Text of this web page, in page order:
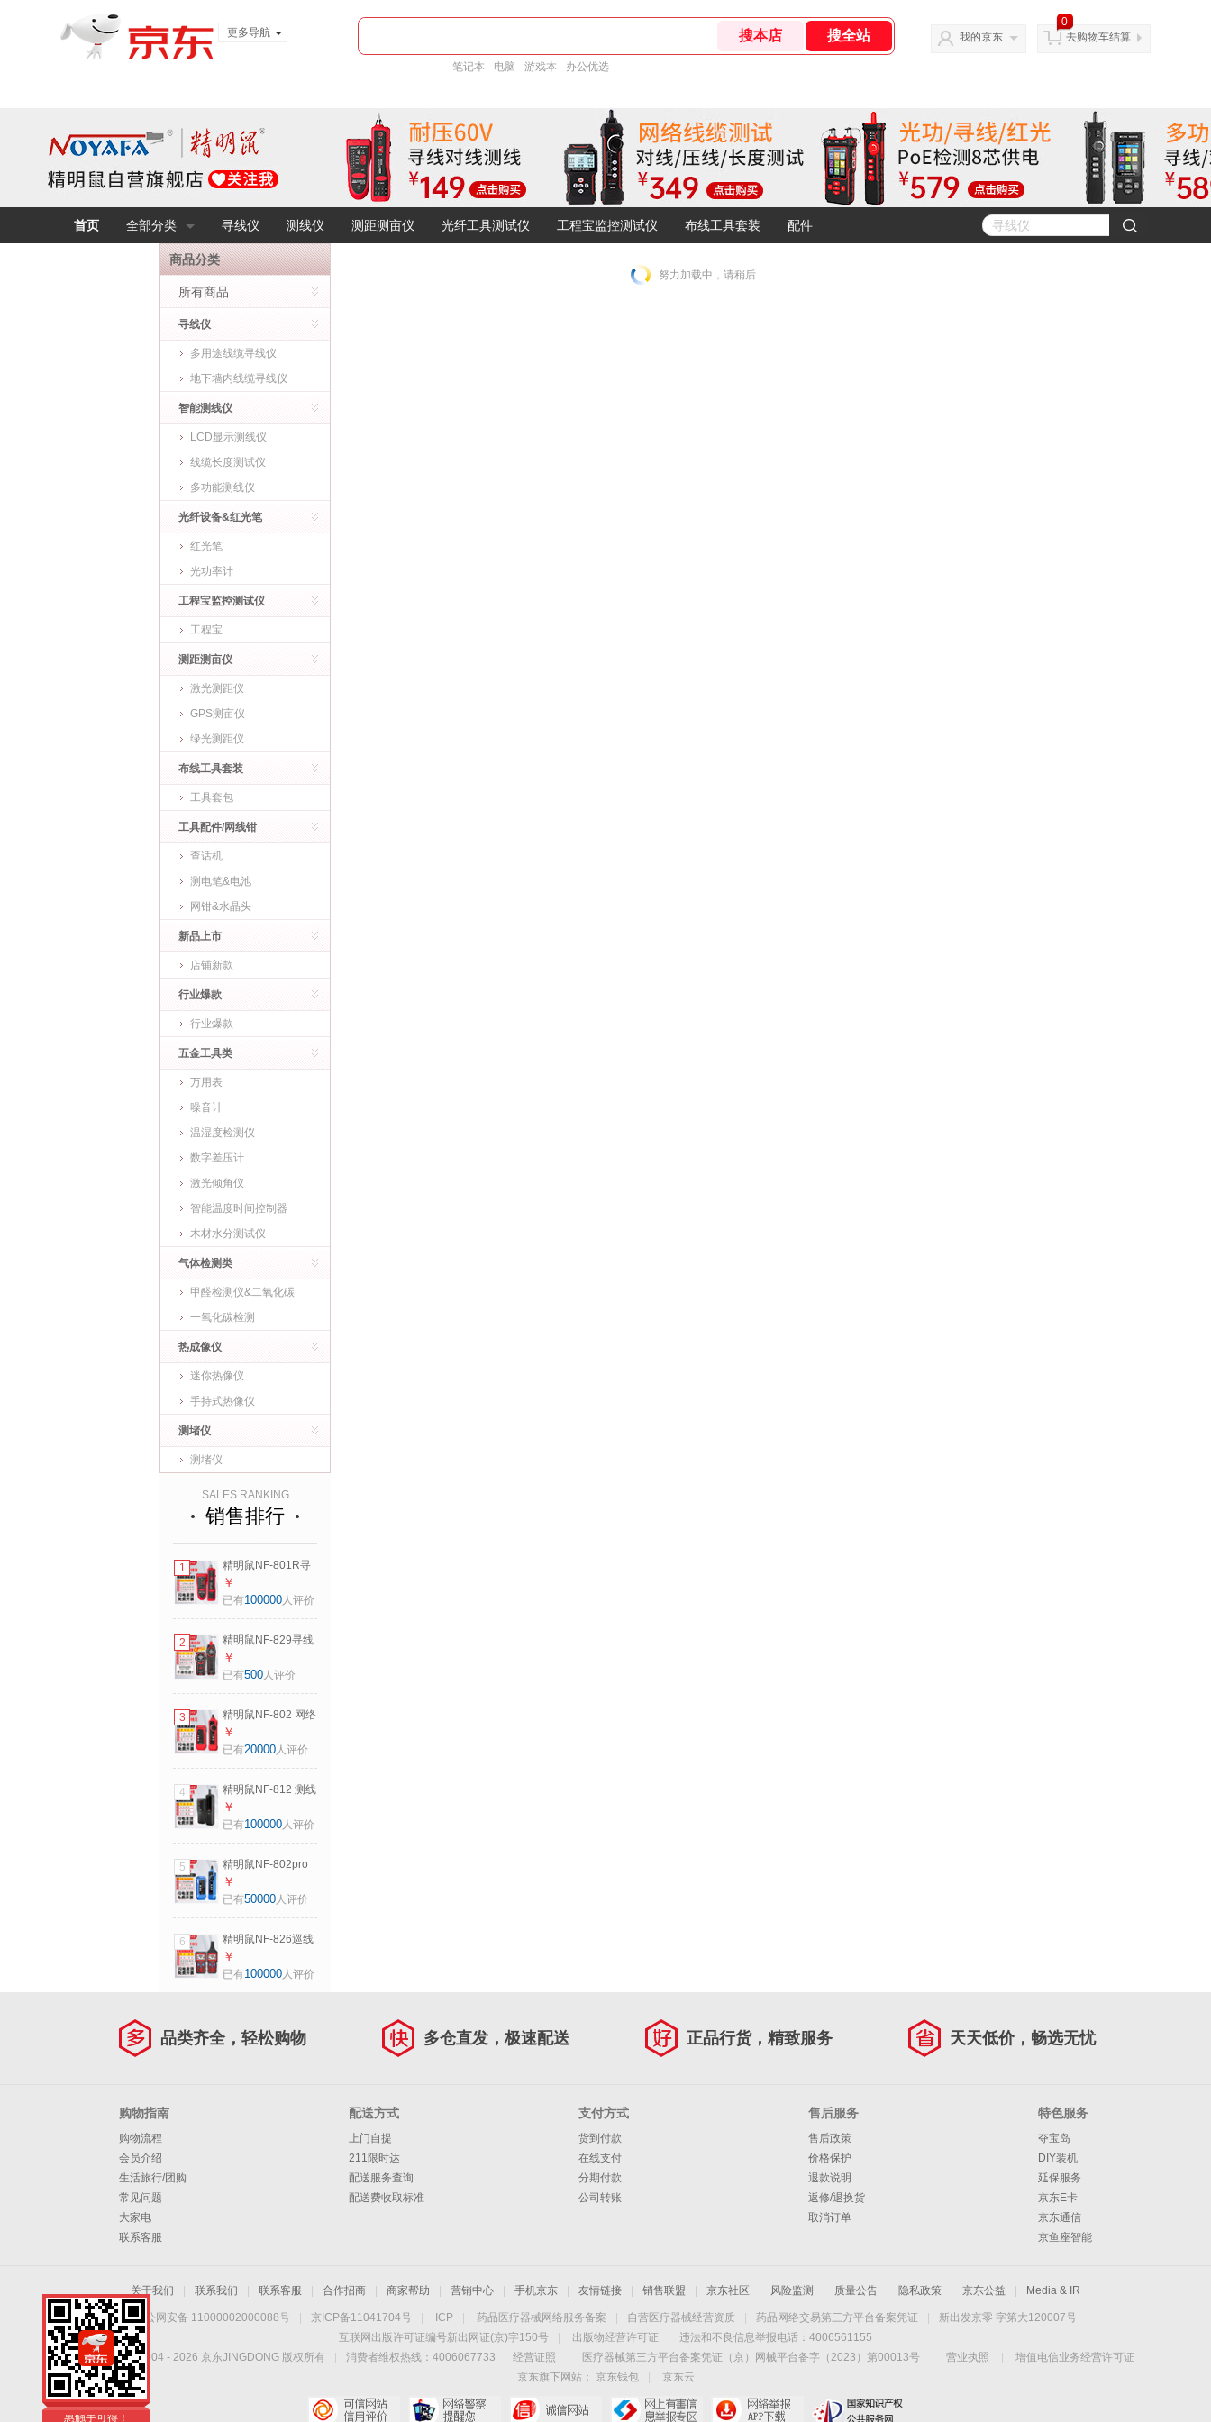
更多导航
笔记本 电脑 游戏本 办公优选
我的京东
0
去购物车结算
首页 全部分类 寻线仪 测线仪 测距测亩仪 光纤工具测试仪 工程宝监控测试仪 布线工具套装 配件
商品分类
所有商品
寻线仪
多用途线缆寻线仪
地下墙内线缆寻线仪
智能测线仪
LCD显示测线仪
线缆长度测试仪
多功能测线仪
光纤设备&红光笔
红光笔
光功率计
工程宝监控测试仪
工程宝
测距测亩仪
激光测距仪
GPS测亩仪
绿光测距仪
布线工具套装
工具套包
工具配件/网线钳
查话机
测电笔&电池
网钳&水晶头
新品上市
店铺新款
行业爆款
行业爆款
五金工具类
万用表
噪音计
温湿度检测仪
数字差压计
激光倾角仪
智能温度时间控制器
木材水分测试仪
气体检测类
甲醛检测仪&二氧化碳
一氧化碳检测
热成像仪
迷你热像仪
手持式热像仪
测堵仪
测堵仪
SALES RANKING
销售排行
1
精明鼠NF-801R寻
线仪巡线仪网络寻
线器网线测试仪测
￥
已有100000人评价
2
精明鼠NF-829寻线
仪多功能巡线仪
480v电工查线器强
￥
已有500人评价
3
精明鼠NF-802 网络
寻线仪 多功能电话
网络测线巡线仪器
带电套
￥
已有20000人评价
4
精明鼠NF-812 测线
器专业测线仪多功
能网线检测仪网络
电工套装
￥
已有100000人评价
5
精明鼠NF-802pro
寻线仪抗干扰多功
能POE交换机带载
￥
已有50000人评价
6
精明鼠NF-826巡线
仪多功能寻线仪
220v电工查线器强
￥
已有100000人评价
努力加载中，请稍后...
品类齐全，轻松购物 多仓直发，极速配送 正品行货，精致服务 天天低价，畅选无忧
购物指南
购物流程
会员介绍
生活旅行/团购
常见问题
大家电
联系客服
配送方式
上门自提
211限时达
配送服务查询
配送费收取标准
支付方式
货到付款
在线支付
分期付款
公司转账
售后服务
售后政策
价格保护
退款说明
返修/退换货
取消订单
特色服务
夺宝岛
DIY装机
延保服务
京东E卡
京东通信
京鱼座智能
关于我们 联系我们 联系客服 合作招商 商家帮助 营销中心 手机京东 友情链接 销售联盟 京东社区 风险监测 质量公告 隐私政策 京东公益 Media & IR
京公网安备 11000002000088号 京ICP备11041704号 ICP 药品医疗器械网络服务备案 自营医疗器械经营资质 药品网络交易第三方平台备案凭证
新出发京零 字第大120007号
互联网出版许可证编号新出网证(京)字150号
出版物经营许可证
违法和不良信息举报电话：4006561155
Copyright © 2004 - 2026 京东JINGDONG 版权所有 消费者维权热线：4006067733 经营证照 医疗器械第三方平台备案凭证（京）网械平台备字（2023）第00013号 营业执照
增值电信业务经营许可证
京东旗下网站：
京东钱包
京东云
手机扫一扫，劲爆优
惠触手可得！